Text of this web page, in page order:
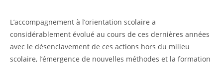
L’accompagnement à l’orientation scolaire a
considérablement évolué au cours de ces dernières années
avec le désenclavement de ces actions hors du milieu
scolaire, l’émergence de nouvelles méthodes et la formation